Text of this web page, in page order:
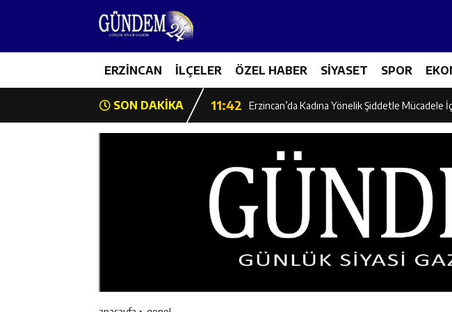
ERZİNCAN İLÇELER ÖZEL HABER SİYASET SPOR
SON DAKİKA
11:43 Erzincan İl Özel İdaresi Air Badminton’da
11:42 Erzincan’da Kadına Yönelik Şiddetle Mücadele
11:40 HSK Başkanvekili Fuzuli Aydoğdu’dan
11:39 Kahraman Tanoğlu Camii Dualarla İbadete Açıldı